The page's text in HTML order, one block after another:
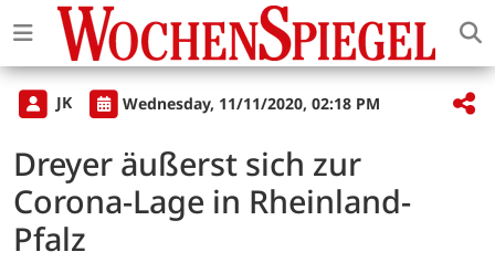
JK Wednesday, 11/11/2020, 02:18 PM
Dreyer äußerst sich zur
Corona-Lage in Rheinland-
Pfalz